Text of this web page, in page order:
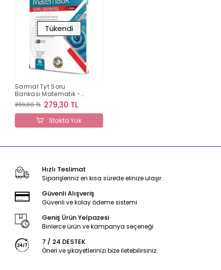
Tükendi
Sarmal Tyt Soru
Bankası Matematik -
2024
399,00 TL 279,30 TL
Stokta Yok
Hızlı Teslimat
Siparişleriniz en kısa sürede elinize ulaşır.
Güvenli Alışveriş
Güvenli ve kolay ödeme sistemi
Geniş Ürün Yelpazesi
Binlerce ürün ve kampanya seçeneği
7 / 24 DESTEK
Öneri ve şikayetlerinizi bize iletebilirsiniz.